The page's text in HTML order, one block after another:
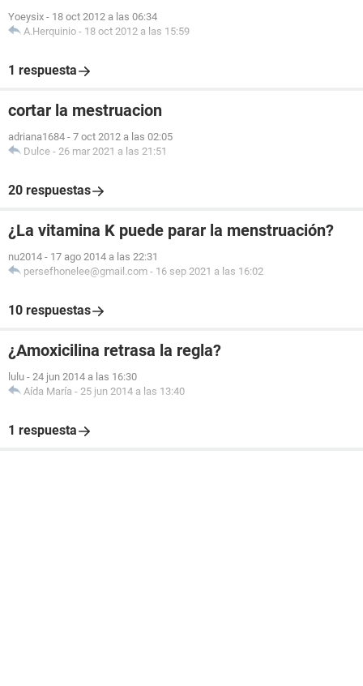
Yoeysix - 18 oct 2012 a las 06:34
A.Herquinio - 18 oct 2012 a las 15:59
1 respuesta
cortar la mestruacion
adriana1684 - 7 oct 2012 a las 02:05
Dulce - 26 mar 2021 a las 21:51
20 respuestas
¿La vitamina K puede parar la menstruación?
nu2014 - 17 ago 2014 a las 22:31
persefhonelee@gmail.com - 16 sep 2021 a las 16:02
10 respuestas
¿Amoxicilina retrasa la regla?
lulu - 24 jun 2014 a las 16:30
Aída María - 25 jun 2014 a las 13:40
1 respuesta